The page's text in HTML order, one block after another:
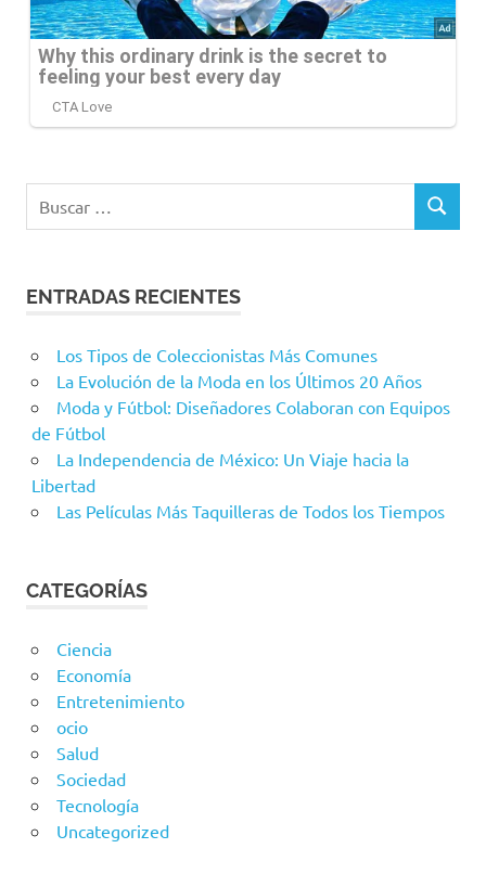
BUSCAR
ENTRADAS RECIENTES
Los Tipos de Coleccionistas Más Comunes
La Evolución de la Moda en los Últimos 20 Años
Moda y Fútbol: Diseñadores Colaboran con Equipos
de Fútbol
La Independencia de México: Un Viaje hacia la
Libertad
Las Películas Más Taquilleras de Todos los Tiempos
CATEGORÍAS
Ciencia
Economía
Entretenimiento
ocio
Salud
Sociedad
Tecnología
Uncategorized